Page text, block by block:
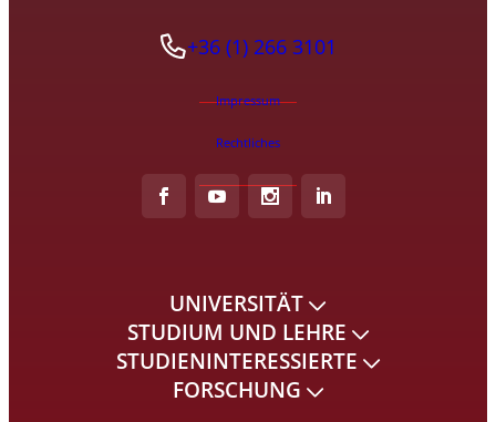
+36 (1) 266 3101
Impressum
Rechtliches
UNIVERSITÄT
STUDIUM UND LEHRE
STUDIENINTERESSIERTE
FORSCHUNG